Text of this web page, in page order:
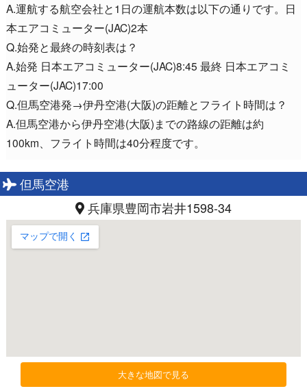
A.運航する航空会社と1日の運航本数は以下の通りです。日
本エアコミューター(JAC)2本
Q.始発と最終の時刻表は？
A.始発 日本エアコミューター(JAC)8:45 最終 日本エアコミ
ューター(JAC)17:00
Q.但馬空港発→伊丹空港(大阪)の距離とフライト時間は？
A.但馬空港から伊丹空港(大阪)までの路線の距離は約
100km、フライト時間は40分程度です。
但馬空港
兵庫県豊岡市岩井1598-34
大きな地図で見る